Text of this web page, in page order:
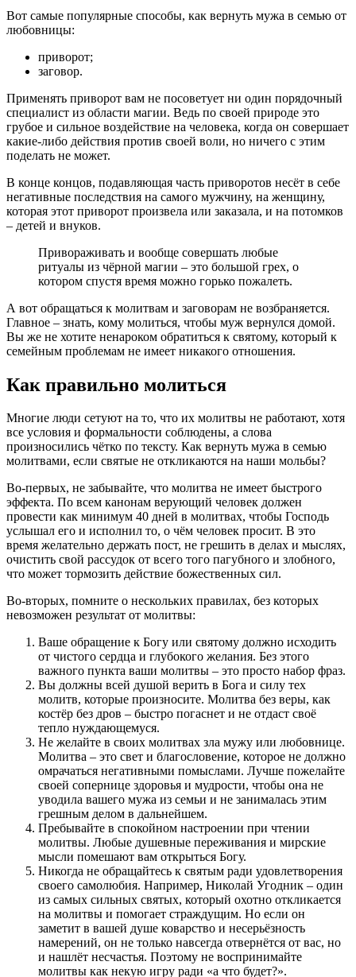
Вот самые популярные способы, как вернуть мужа в семью от
любовницы:
приворот;
заговор.
Применять приворот вам не посоветует ни один порядочный
специалист из области магии. Ведь по своей природе это
грубое и сильное воздействие на человека, когда он совершает
какие-либо действия против своей воли, но ничего с этим
поделать не может.
В конце концов, подавляющая часть приворотов несёт в себе
негативные последствия на самого мужчину, на женщину,
которая этот приворот произвела или заказала, и на потомков
– детей и внуков.
Привораживать и вообще совершать любые
ритуалы из чёрной магии – это большой грех, о
котором спустя время можно горько пожалеть.
А вот обращаться к молитвам и заговорам не возбраняется.
Главное – знать, кому молиться, чтобы муж вернулся домой.
Вы же не хотите ненароком обратиться к святому, который к
семейным проблемам не имеет никакого отношения.
Как правильно молиться
Многие люди сетуют на то, что их молитвы не работают, хотя
все условия и формальности соблюдены, а слова
произносились чётко по тексту. Как вернуть мужа в семью
молитвами, если святые не откликаются на наши мольбы?
Во-первых, не забывайте, что молитва не имеет быстрого
эффекта. По всем канонам верующий человек должен
провести как минимум 40 дней в молитвах, чтобы Господь
услышал его и исполнил то, о чём человек просит. В это
время желательно держать пост, не грешить в делах и мыслях,
очистить свой рассудок от всего того пагубного и злобного,
что может тормозить действие божественных сил.
Во-вторых, помните о нескольких правилах, без которых
невозможен результат от молитвы:
Ваше обращение к Богу или святому должно исходить
от чистого сердца и глубокого желания. Без этого
важного пункта ваши молитвы – это просто набор фраз.
Вы должны всей душой верить в Бога и силу тех
молитв, которые произносите. Молитва без веры, как
костёр без дров – быстро погаснет и не отдаст своё
тепло нуждающемуся.
Не желайте в своих молитвах зла мужу или любовнице.
Молитва – это свет и благословение, которое не должно
омрачаться негативными помыслами. Лучше пожелайте
своей сопернице здоровья и мудрости, чтобы она не
уводила вашего мужа из семьи и не занималась этим
грешным делом в дальнейшем.
Пребывайте в спокойном настроении при чтении
молитвы. Любые душевные переживания и мирские
мысли помешают вам открыться Богу.
Никогда не обращайтесь к святым ради удовлетворения
своего самолюбия. Например, Николай Угодник – один
из самых сильных святых, который охотно откликается
на молитвы и помогает страждущим. Но если он
заметит в вашей душе коварство и несерьёзность
намерений, он не только навсегда отвернётся от вас, но
и нашлёт несчастья. Поэтому не воспринимайте
молитвы как некую игру ради «а что будет?».